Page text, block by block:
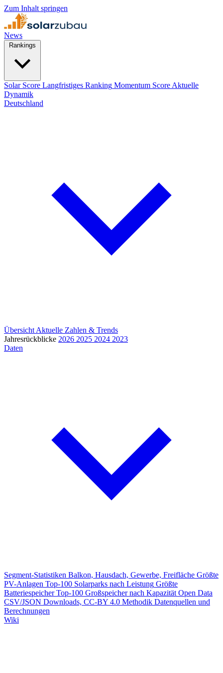
Zum Inhalt springen
News
Solar Score Langfristiges Ranking Momentum Score Aktuelle
Dynamik
Deutschland
Übersicht Aktuelle Zahlen & Trends
Jahresrückblicke 2026 2025 2024 2023
Daten
Segment-Statistiken Balkon, Hausdach, Gewerbe, Freifläche Größte
PV-Anlagen Top-100 Solarparks nach Leistung Größte
Batteriespeicher Top-100 Großspeicher nach Kapazität Open Data
CSV/JSON Downloads, CC-BY 4.0 Methodik Datenquellen und
Berechnungen
Wiki